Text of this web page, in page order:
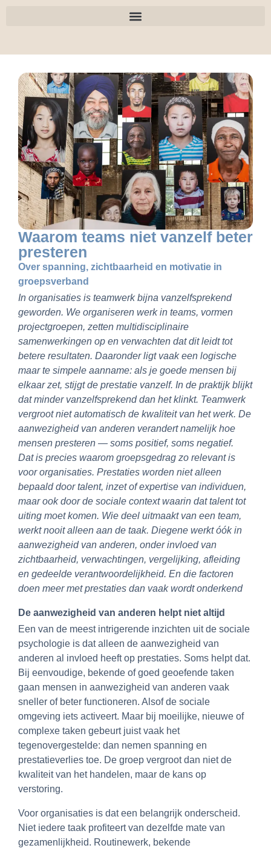
Waarom teams niet vanzelf beter
presteren
Over spanning, zichtbaarheid en motivatie in
groepsverband
In organisaties is teamwerk bijna vanzelfsprekend
geworden. We organiseren werk in teams, vormen
projectgroepen, zetten multidisciplinaire
samenwerkingen op en verwachten dat dit leidt tot
betere resultaten. Daaronder ligt vaak een logische
maar te simpele aanname: als je goede mensen bij
elkaar zet, stijgt de prestatie vanzelf. In de praktijk blijkt
dat minder vanzelfsprekend dan het klinkt. Teamwerk
vergroot niet automatisch de kwaliteit van het werk. De
aanwezigheid van anderen verandert namelijk hoe
mensen presteren — soms positief, soms negatief.
Dat is precies waarom groepsgedrag zo relevant is
voor organisaties. Prestaties worden niet alleen
bepaald door talent, inzet of expertise van individuen,
maar ook door de sociale context waarin dat talent tot
uiting moet komen. Wie deel uitmaakt van een team,
werkt nooit alleen aan de taak. Diegene werkt óók in
aanwezigheid van anderen, onder invloed van
zichtbaarheid, verwachtingen, vergelijking, afleiding
en gedeelde verantwoordelijkheid. En die factoren
doen meer met prestaties dan vaak wordt onderkend
De aanwezigheid van anderen helpt niet altijd
Een van de meest intrigerende inzichten uit de sociale
psychologie is dat alleen de aanwezigheid van
anderen al invloed heeft op prestaties. Soms helpt dat.
Bij eenvoudige, bekende of goed geoefende taken
gaan mensen in aanwezigheid van anderen vaak
sneller of beter functioneren. Alsof de sociale
omgeving iets activeert. Maar bij moeilijke, nieuwe of
complexe taken gebeurt juist vaak het
tegenovergestelde: dan nemen spanning en
prestatieverlies toe. De groep vergroot dan niet de
kwaliteit van het handelen, maar de kans op
verstoring.
Voor organisaties is dat een belangrijk onderscheid.
Niet iedere taak profiteert van dezelfde mate van
gezamenlijkheid. Routinewerk, bekende